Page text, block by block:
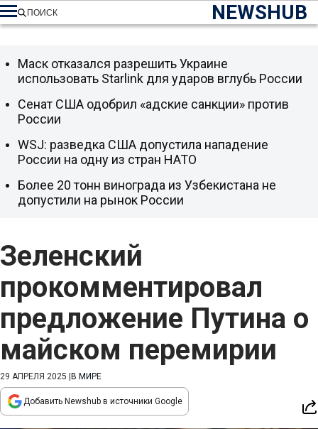
NEWSHUB
ПОИСК
Зеленский
прокомментировал
предложение Путина о
майском перемирии
29 АПРЕЛЯ 2025 В МИРЕ
Добавить Newshub в источники Google
Маск отказался разрешить Украине
использовать Starlink для ударов вглубь России
Сенат США одобрил «адские санкции» против
России
WSJ: разведка США допустила нападение
России на одну из стран НАТО
Более 20 тонн винограда из Узбекистана не
допустили на рынок России